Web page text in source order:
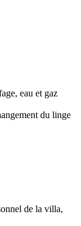
eau et gaz
du linge
de la villa,